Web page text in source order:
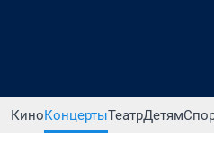
КиноКонцертыТеатрДетям